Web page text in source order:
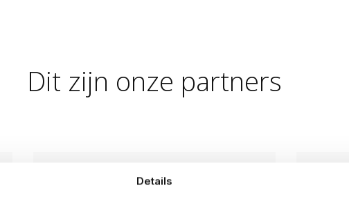
Details
Dit zijn onze partners
NNAM